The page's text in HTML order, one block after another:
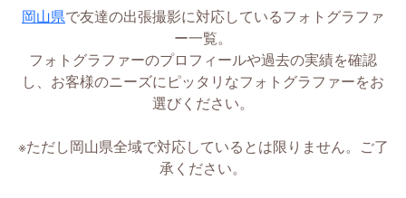
岡山県で友達の出張撮影に対応しているフォトグラファ
ー一覧。
フォトグラファーのプロフィールや過去の実績を確認
し、お客様のニーズにピッタリなフォトグラファーをお
選びください。
※ただし岡山県全域で対応しているとは限りません。ご了
承ください。